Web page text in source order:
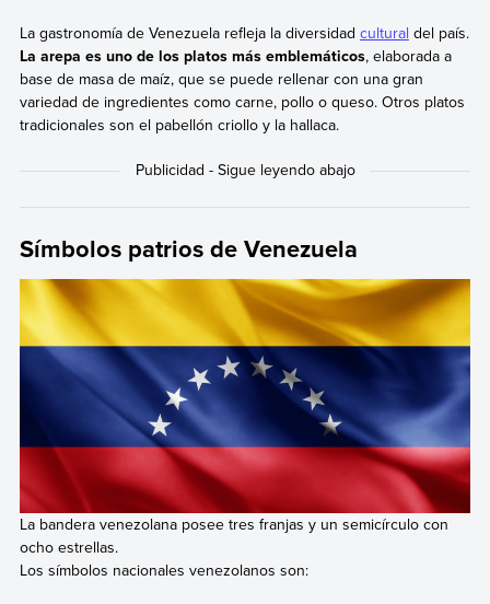
La gastronomía de Venezuela refleja la diversidad cultural del país.
La arepa es uno de los platos más emblemáticos, elaborada a
base de masa de maíz, que se puede rellenar con una gran
variedad de ingredientes como carne, pollo o queso. Otros platos
tradicionales son el pabellón criollo y la hallaca.
Símbolos patrios de Venezuela
La bandera venezolana posee tres franjas y un semicírculo con
ocho estrellas.
Los símbolos nacionales venezolanos son: